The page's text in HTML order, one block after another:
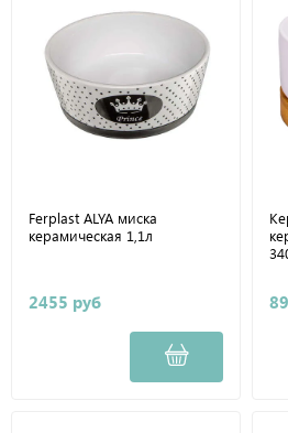
Ferplast ALYA миска
керамическая 1,1л
2455 руб